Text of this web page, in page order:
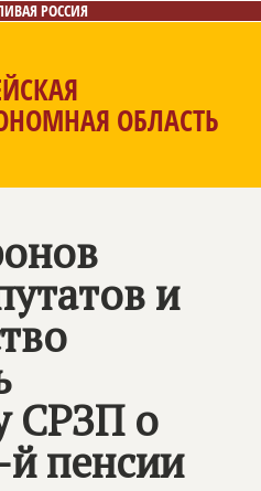
РОССИЯ
ОБЛАСТЬ
и
СРЗП о
пенсии